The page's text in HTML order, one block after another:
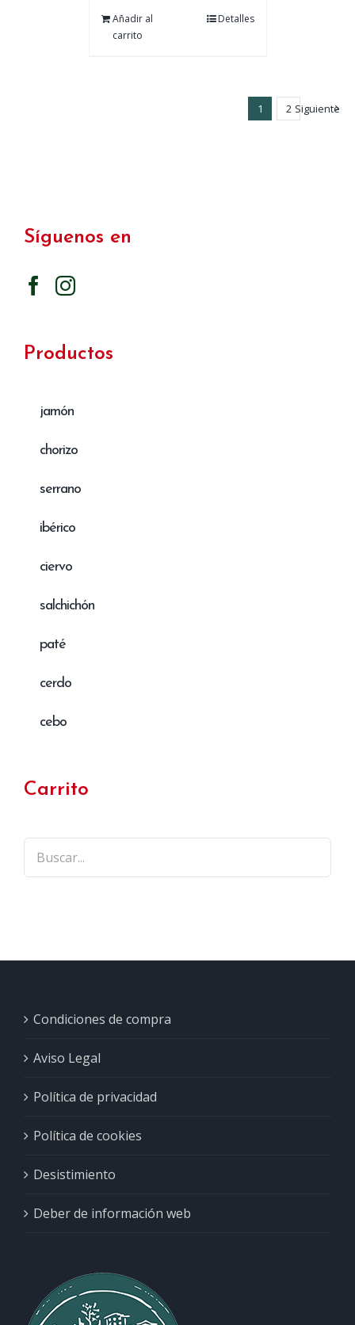
Añadir al
carrito
Detalles
1 2 Siguiente
Síguenos en
Productos
jamón
chorizo
serrano
ibérico
ciervo
salchichón
paté
cerdo
cebo
Carrito
Condiciones de compra
Aviso Legal
Política de privacidad
Política de cookies
Desistimiento
Deber de información web